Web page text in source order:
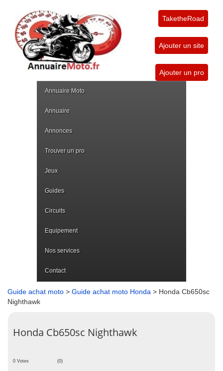
TaketheRoad
Ajouter un site
Ajouter un pro
Annuaire Moto
Annuaire
Annonces
Trouver un pro
Jeux
Guides
Circuits
Equipement
Nos services
Contact
Guide achat moto > Guide achat moto Honda > Honda Cb650sc
Nighthawk
Honda Cb650sc Nighthawk
0 Votes (0)